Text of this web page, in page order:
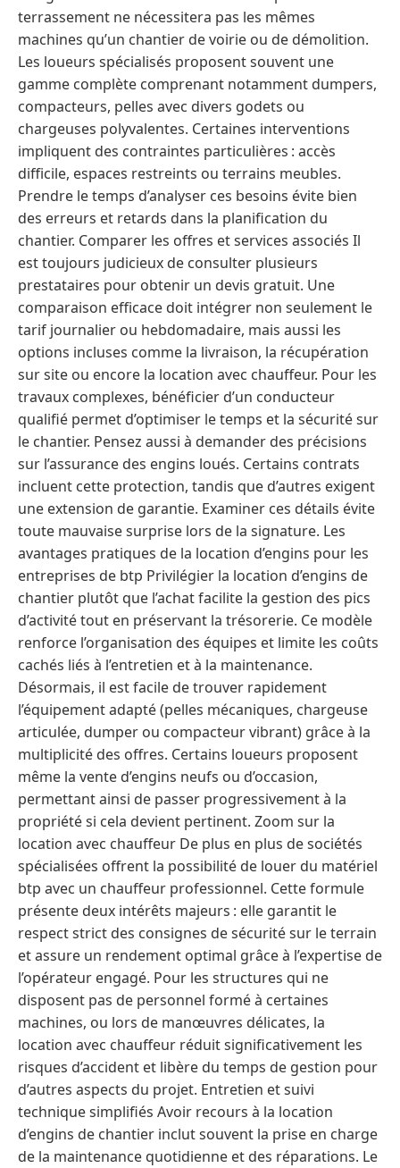
terrassement ne nécessitera pas les mêmes
machines qu’un chantier de voirie ou de démolition.
Les loueurs spécialisés proposent souvent une
gamme complète comprenant notamment dumpers,
compacteurs, pelles avec divers godets ou
chargeuses polyvalentes. Certaines interventions
impliquent des contraintes particulières : accès
difficile, espaces restreints ou terrains meubles.
Prendre le temps d’analyser ces besoins évite bien
des erreurs et retards dans la planification du
chantier. Comparer les offres et services associés Il
est toujours judicieux de consulter plusieurs
prestataires pour obtenir un devis gratuit. Une
comparaison efficace doit intégrer non seulement le
tarif journalier ou hebdomadaire, mais aussi les
options incluses comme la livraison, la récupération
sur site ou encore la location avec chauffeur. Pour les
travaux complexes, bénéficier d’un conducteur
qualifié permet d’optimiser le temps et la sécurité sur
le chantier. Pensez aussi à demander des précisions
sur l’assurance des engins loués. Certains contrats
incluent cette protection, tandis que d’autres exigent
une extension de garantie. Examiner ces détails évite
toute mauvaise surprise lors de la signature. Les
avantages pratiques de la location d’engins pour les
entreprises de btp Privilégier la location d’engins de
chantier plutôt que l’achat facilite la gestion des pics
d’activité tout en préservant la trésorerie. Ce modèle
renforce l’organisation des équipes et limite les coûts
cachés liés à l’entretien et à la maintenance.
Désormais, il est facile de trouver rapidement
l’équipement adapté (pelles mécaniques, chargeuse
articulée, dumper ou compacteur vibrant) grâce à la
multiplicité des offres. Certains loueurs proposent
même la vente d’engins neufs ou d’occasion,
permettant ainsi de passer progressivement à la
propriété si cela devient pertinent. Zoom sur la
location avec chauffeur De plus en plus de sociétés
spécialisées offrent la possibilité de louer du matériel
btp avec un chauffeur professionnel. Cette formule
présente deux intérêts majeurs : elle garantit le
respect strict des consignes de sécurité sur le terrain
et assure un rendement optimal grâce à l’expertise de
l’opérateur engagé. Pour les structures qui ne
disposent pas de personnel formé à certaines
machines, ou lors de manœuvres délicates, la
location avec chauffeur réduit significativement les
risques d’accident et libère du temps de gestion pour
d’autres aspects du projet. Entretien et suivi
technique simplifiés Avoir recours à la location
d’engins de chantier inclut souvent la prise en charge
de la maintenance quotidienne et des réparations. Le